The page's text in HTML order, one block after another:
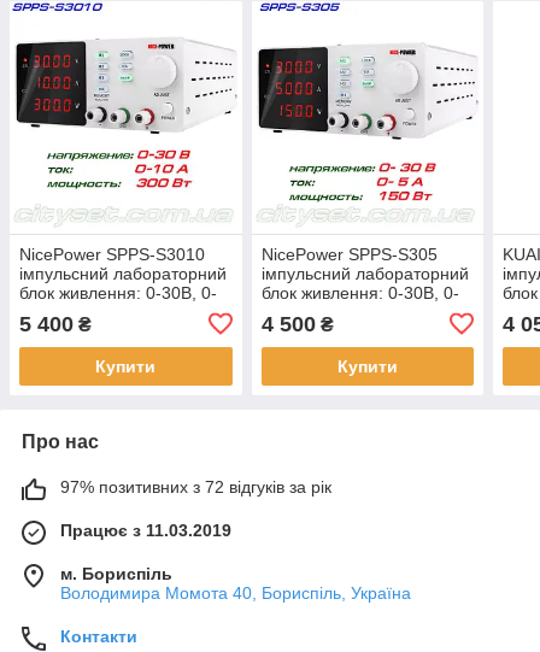
NicePower SPPS-S3010
імпульсний лабораторний
блок живлення: 0-30В, 0-
5 400 ₴
Купити
NicePower SPPS-S305
імпульсний лабораторний
блок живлення: 0-30В, 0-
4 500₴
Купити
4
Про нас
97% позитивних з 72 відгуків за рік
Працює з 11.03.2019
м. Бориспіль
Володимира Момота 40, Бориспіль, Україна
Контакти